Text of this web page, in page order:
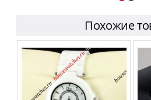
Похожие